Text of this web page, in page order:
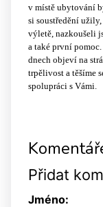
v místě ubytování
si soustředění
výletě, nazkoušeli
a také první
dnech objeví na
trpělivost a těšíme
spolupráci s Vámi.
Přidat
Jméno: